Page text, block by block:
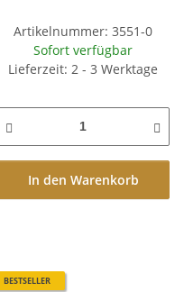
Artikelnummer: 3551-0
Sofort verfügbar
Lieferzeit: 2 - 3 Werktage
In den Warenkorb
BESTSELLER